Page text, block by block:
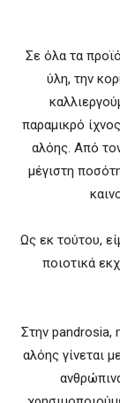
Σε όλα τα
ύλη, την
παραμικρό
αλόης. Από
μέγιστη
Ως εκ τούτου,
ποιοτικά
Στην pandrosia,
αλόης γίνεται